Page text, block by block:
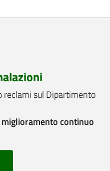
reclami sul Dipartimento
continuo